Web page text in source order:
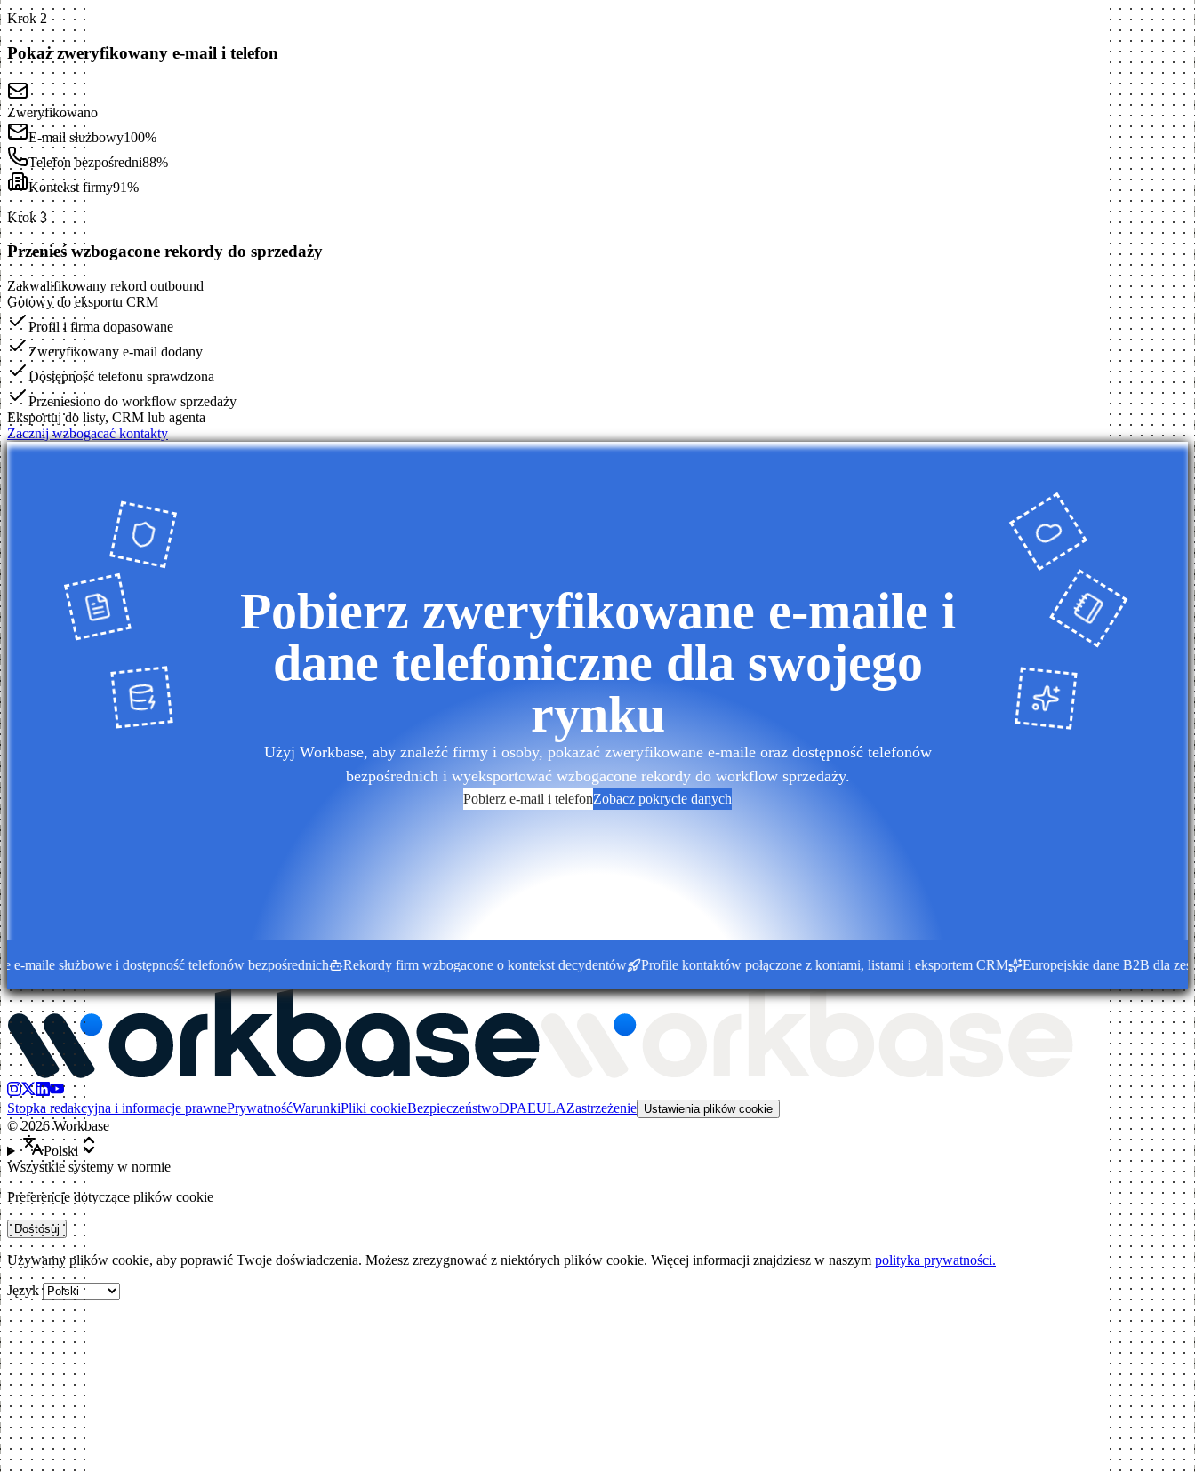
Krok 2
Pokaż zweryfikowany e-mail i telefon
Zweryfikowano
E-mail służbowy100%
Telefon bezpośredni88%
Kontekst firmy91%
Krok 3
Przenieś wzbogacone rekordy do sprzedaży
Zakwalifikowany rekord outbound
Gotowy do eksportu CRM
Profil i firma dopasowane
Zweryfikowany e-mail dodany
Dostępność telefonu sprawdzona
Przeniesiono do workflow sprzedaży
Eksportuj do listy, CRM lub agenta
Zacznij wzbogacać kontakty
Pobierz zweryfikowane e-maile i
dane telefoniczne dla swojego
rynku
Użyj Workbase, aby znaleźć firmy i osoby, pokazać zweryfikowane e-maile oraz dostępność telefonów
bezpośrednich i wyeksportować wzbogacone rekordy do workflow sprzedaży.
Pobierz e-mail i telefonZobacz pokrycie danych
służbowe i dostępność telefonów bezpośrednich Rekordy firm wzbogacone o kontekst decydentów Profile kontaktów połączone z kontami, listami i eksportem CRM Europejskie dane B2B dla
Stopka redakcyjna i informacje prawnePrywatnośćWarunkiPliki cookieBezpieczeństwoDPAEULAZastrzeżenie Ustawienia plików cookie
©2026 Workbase
Polski
Wszystkie systemy w normie
Preferencje dotyczące plików cookie
Dostosuj
Używamy plików cookie, aby poprawić Twoje doświadczenia. Możesz zrezygnować z niektórych plików cookie. Więcej informacji znajdziesz w naszym polityka prywatności.
Język